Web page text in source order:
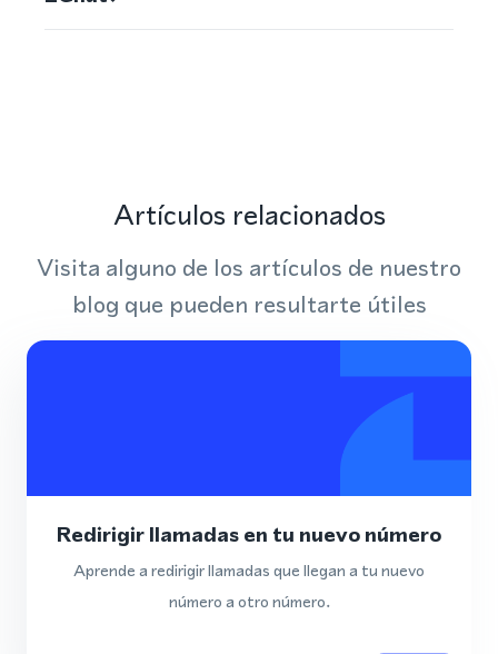
Artículos relacionados
Visita alguno de los artículos de nuestro
blog que pueden resultarte útiles
Redirigir llamadas en tu nuevo número
Aprende a redirigir llamadas que llegan a tu nuevo
número a otro número.